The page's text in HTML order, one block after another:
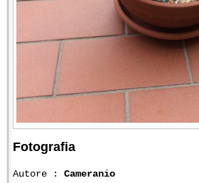
Fotografia
Autore : Cameranio